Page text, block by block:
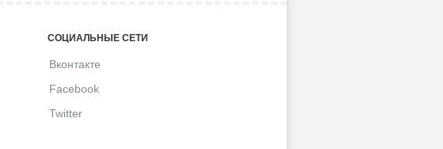
СОЦИАЛЬНЫЕ СЕТИ
Вконтакте
Facebook
Twitter